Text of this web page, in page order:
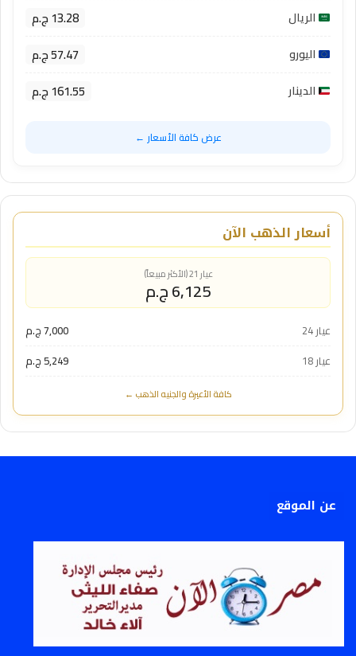
الريال 13.28 ج.م
اليورو 57.47 ج.م
الدينار 161.55 ج.م
عرض كافة الأسعار ←
أسعار الذهب الآن
عيار 21 (الأكثر مبيعاً)
6,125 ج.م
عيار 24
7,000 ج.م
عيار 18
5,249 ج.م
كافة الأعيرة والجنيه الذهب ←
عن الموقع